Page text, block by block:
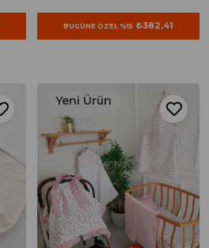
BUGÜNE ÖZEL %15 ₺382,41
Yeni Ürün